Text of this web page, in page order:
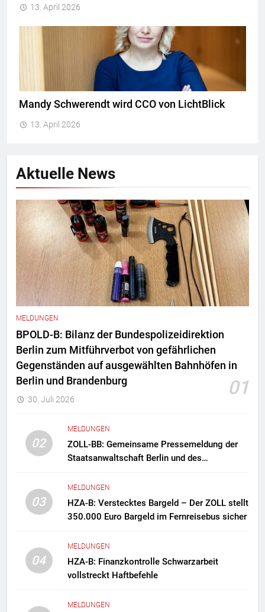
13. April 2026
Mandy Schwerendt wird CCO von LichtBlick
13. April 2026
Aktuelle News
MELDUNGEN
BPOLD-B: Bilanz der Bundespolizeidirektion
Berlin zum Mitführverbot von gefährlichen
Gegenständen auf ausgewählten Bahnhöfen in
Berlin und Brandenburg
01
30. Juli 2026
02
MELDUNGEN
ZOLL-BB: Gemeinsame Pressemeldung der
Staatsanwaltschaft Berlin und des
Zollfahndung hebt mutmaßliches
Drogenlabor aus
03
MELDUNGEN
HZA-B: Verstecktes Bargeld – Der ZOLL stellt
350.000 Euro Bargeld im Fernreisebus sicher
04
MELDUNGEN
HZA-B: Finanzkontrolle Schwarzarbeit
vollstreckt Haftbefehle
MELDUNGEN